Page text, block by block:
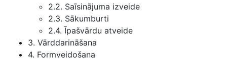
2.2. Saīsinājuma izveide
2.3. Sākumburti
2.4. Īpašvārdu atveide
3. Vārddarināšana
4. Formveidošana